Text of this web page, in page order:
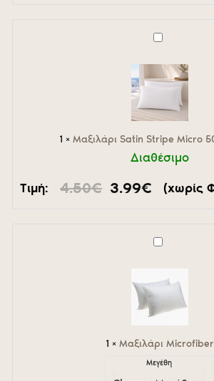
1 × Μαξιλάρι Satin Stripe Micro
Διαθέσιμο
Τιμή:
4.50€ Original
3.99€
τρέχουσα
3.99€.
(χωρίς
1 × Μαξιλάρι Microfiber
Μεγέθη